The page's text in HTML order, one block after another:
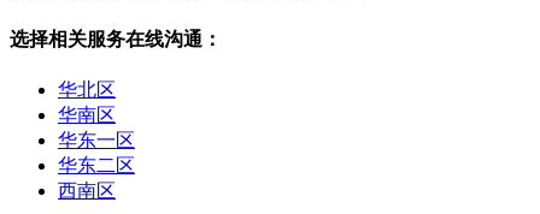
选择相关服务在线沟通：
华北区
华南区
华东一区
华东二区
西南区